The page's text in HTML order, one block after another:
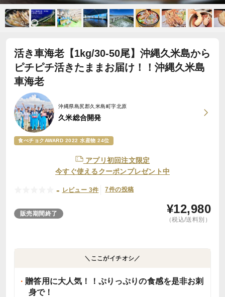
活き車海老【1kg/30-50尾】沖縄久米島から
ピチピチ活きたままお届け！！沖縄久米島
車海老
沖縄県島尻郡久米島町字北原
久米総合開発
食べチョクAWARD 2022 水産物 24位
アプリ初回注文限定
今すぐ使えるクーポンプレゼント中
- レビュー 3件 7件の投稿
販売期間終了 ¥12,980
（税込/送料別）
＼ここがイチオシ／
贈答用に大人気！！ぷりっぷりの食感を是非お刺
身で！